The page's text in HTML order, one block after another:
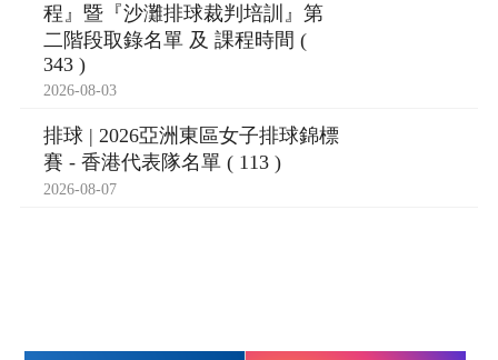
程』暨『沙灘排球裁判培訓』第
二階段取錄名單 及 課程時間 (
343 )
2026-08-03
排球 | 2026亞洲東區女子排球錦標
賽 - 香港代表隊名單 ( 113 )
2026-08-07